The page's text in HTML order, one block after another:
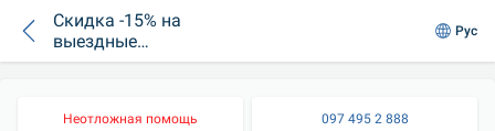
Скидка -15% на
выездные
консультации
Рус
Неотложная помощь 097 495 2 888